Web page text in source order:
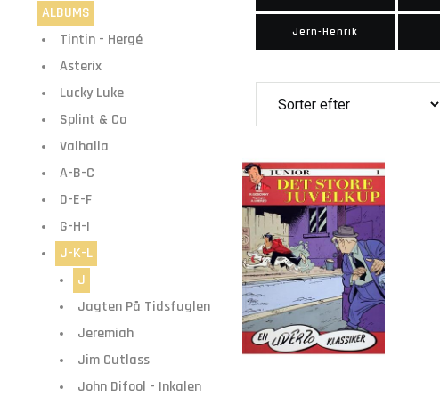
ALBUMS
Tintin - Hergé
Asterix
Lucky Luke
Splint & Co
Valhalla
A-B-C
D-E-F
G-H-I
J-K-L
J
Jagten På Tidsfuglen
Jeremiah
Jim Cutlass
John Difool - Inkalen
Jern-Henrik